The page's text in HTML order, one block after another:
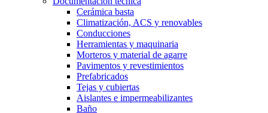
Cerámica basta
Climatización, ACS y renovables
Conducciones
Herramientas y maquinaria
Morteros y material de agarre
Pavimentos y revestimientos
Prefabricados
Tejas y cubiertas
Aislantes e impermeabilizantes
Baño